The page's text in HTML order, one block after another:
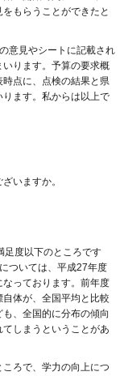
もらうことができたと
意見やシートに記載され
ります。予算の要求概
点に、点検の結果と県
ます。私からは以上で
いますか。
足度以下のところです
ついては、平成27年度
っております。前年度
体が、全国平均と比較
、全国的に分布の傾向
しまうということがあ
ろで、学力の向上につ